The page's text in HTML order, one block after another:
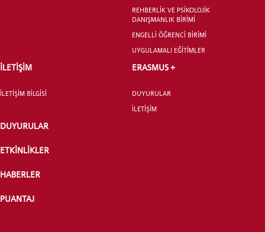
LİSANSÜSTÜ EĞİTİM ENSTİTÜSÜ
LİSANS ADAY ÖĞRENCİ
REHBERLİK VE PSİKOLOJİK
DANIŞMANLIK BİRİMİ
ENGELLİ ÖĞRENCİ BİRİMİ
UYGULAMALI EĞİTİMLER
İLETİŞİM
İLETİŞİM BİLGİSİ
ERASMUS +
DUYURULAR
İLETİŞİM
DUYURULAR
ETKİNLİKLER
HABERLER
PUANTAJ